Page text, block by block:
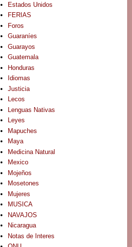
Estados Unidos
FERIAS
Foros
Guaraníes
Guarayos
Guatemala
Honduras
Idiomas
Justicia
Lecos
Lenguas Nativas
Leyes
Mapuches
Maya
Medicina Natural
Mexico
Mojeños
Mosetones
Mujeres
MUSICA
NAVAJOS
Nicaragua
Notas de Interes